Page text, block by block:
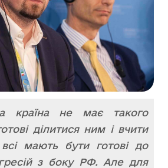
країна не має такого
ділитися ним і вчити
мають бути готові до
з боку РФ. Але для